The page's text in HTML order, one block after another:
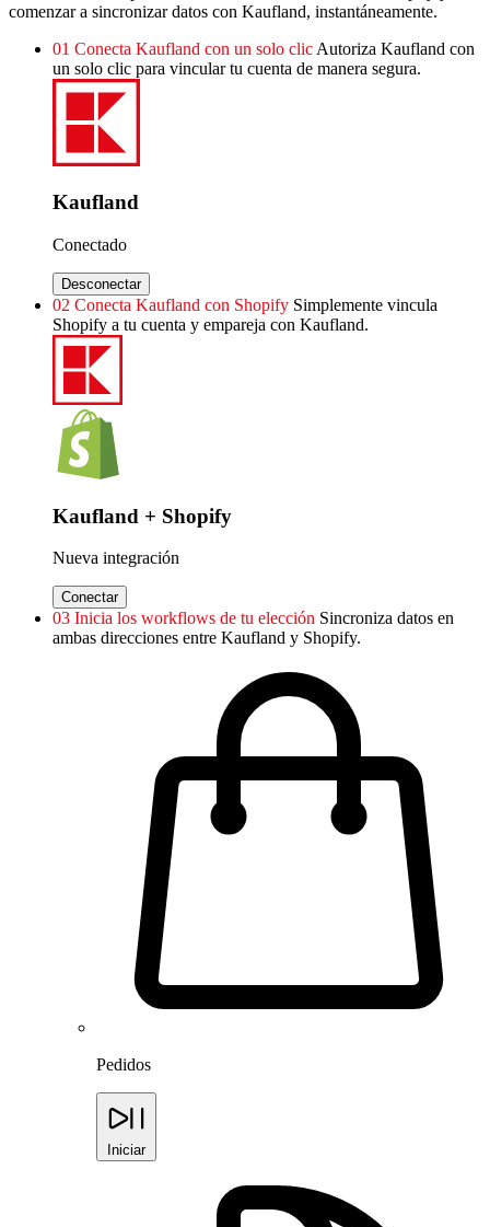
comenzar a sincronizar datos con Kaufland, instantáneamente.
01 Conecta Kaufland con un solo clic Autoriza Kaufland con
un solo clic para vincular tu cuenta de manera segura.
Kaufland
Conectado
Desconectar
02 Conecta Kaufland con Shopify Simplemente vincula
Shopify a tu cuenta y empareja con Kaufland.
Kaufland + Shopify
Nueva integración
Conectar
03 Inicia los workflows de tu elección Sincroniza datos en
ambas direcciones entre Kaufland y Shopify.
Pedidos
Iniciar